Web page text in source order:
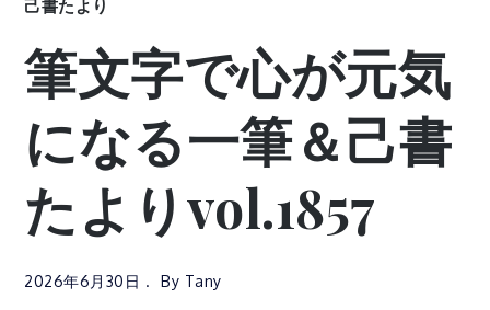
己書たより
筆文字で心が元気
になる一筆＆己書
たよりvol.1857
2026年6月30日 By Tany